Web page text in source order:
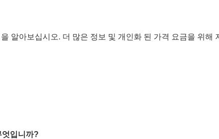
알아보십시오. 더 많은 정보 및 개인화 된 가격 요금을 위해
입니까?